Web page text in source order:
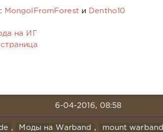
MongolFromForestи Dentho10
на ИГ
6-04-2016, 08:58
, Моды на Warband , mount warband